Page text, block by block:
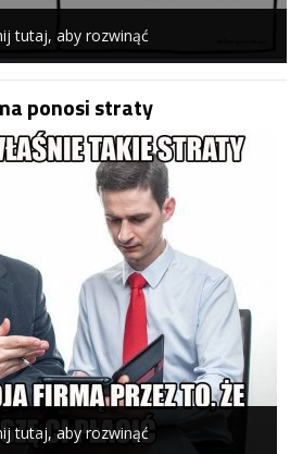
tutaj, aby rozwinąć
ponosi straty
tutaj, aby rozwinąć